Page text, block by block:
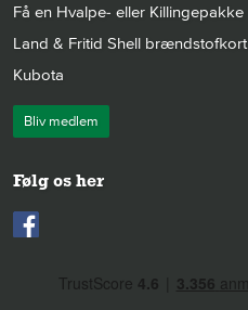
Få en Hvalpe- eller Killingepakke
Land & Fritid Shell brændstofkort
Kubota
Bliv medlem
Følg os her